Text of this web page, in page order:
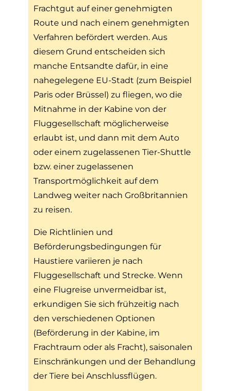
Frachtgut auf einer genehmigten
Route und nach einem genehmigten
Verfahren befördert werden. Aus
diesem Grund entscheiden sich
manche Entsandte dafür, in eine
nahegelegene EU-Stadt (zum Beispiel
Paris oder Brüssel) zu fliegen, wo die
Mitnahme in der Kabine von der
Fluggesellschaft möglicherweise
erlaubt ist, und dann mit dem Auto
oder einem zugelassenen Tier-Shuttle
bzw. einer zugelassenen
Transportmöglichkeit auf dem
Landweg weiter nach Großbritannien
zu reisen.
Die Richtlinien und
Beförderungsbedingungen für
Haustiere variieren je nach
Fluggesellschaft und Strecke. Wenn
eine Flugreise unvermeidbar ist,
erkundigen Sie sich frühzeitig nach
den verschiedenen Optionen
(Beförderung in der Kabine, im
Frachtraum oder als Fracht), saisonalen
Einschränkungen und der Behandlung
der Tiere bei Anschlussflügen.